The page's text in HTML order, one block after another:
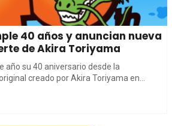
40 años y anuncian nueva
de Akira Toriyama
año su 40 aniversario desde la
creado por Akira Toriyama en...